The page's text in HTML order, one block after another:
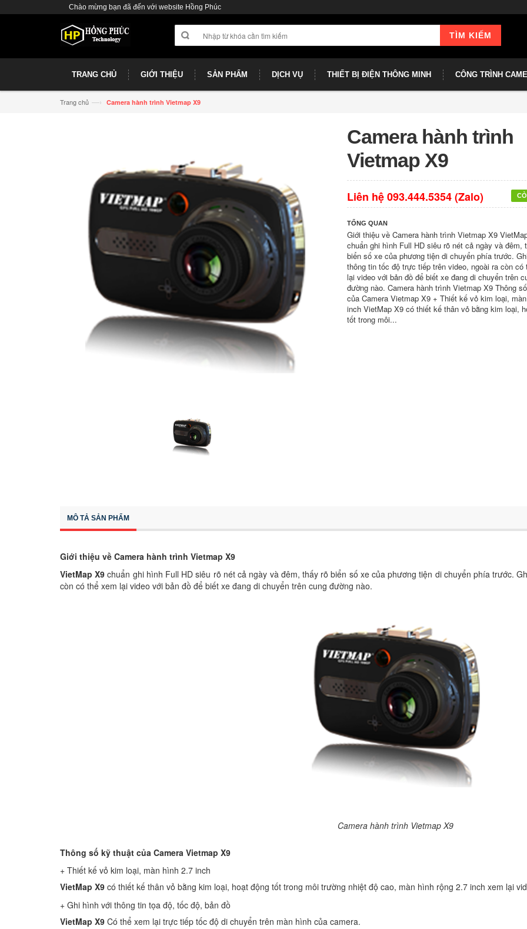
Chào mừng bạn đã đến với website Hồng Phúc
TÌM KIẾM
TRANG CHỦ GIỚI THIỆU SẢN PHẨM DỊCH VỤ THIẾT BỊ ĐIỆN THÔNG MINH CÔNG TRÌNH
Trang chủ —› Camera hành trình Vietmap X9
Camera hành trình
Vietmap X9
Liên hệ 093.444.5354 (Zalo)
TỔNG QUAN
Giới thiệu về Camera hành trình Vietmap X9
chuẩn ghi hình Full HD siêu rõ nét cả ngày và đêm,
biển số xe của phương tiện di chuyển phía trước.
thông tin tốc độ trực tiếp trên video, ngoài ra còn có
lại video với bản đồ để biết xe đang di chuyển trên
đường nào. Camera hành trình Vietmap X9 Thông
của Camera Vietmap X9 + Thiết kế vỏ kim loại,
inch VietMap X9 có thiết kế thân vỏ bằng kim loại,
tốt trong môi...
MÔ TẢ SẢN PHẨM
Giới thiệu về Camera hành trình Vietmap X9
VietMap X9 chuẩn ghi hình Full HD siêu rõ nét cả ngày và đêm, thấy rõ biển số xe của phương tiện di chuyển phía trước.
còn có thể xem lại video với bản đồ để biết xe đang di chuyển trên cung đường nào.
Camera hành trình Vietmap X9
Thông số kỹ thuật của Camera Vietmap X9
+ Thiết kế vỏ kim loại, màn hình 2.7 inch
VietMap X9 có thiết kế thân vỏ bằng kim loại, hoạt động tốt trong môi trường nhiệt độ cao, màn hình rộng 2.7 inch xem lại
+ Ghi hình với thông tin tọa độ, tốc độ, bản đồ
VietMap X9 Có thể xem lại trực tiếp tốc độ di chuyển trên màn hình của camera.